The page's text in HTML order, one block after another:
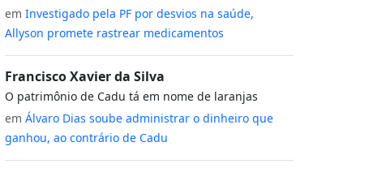
em Investigado pela PF por desvios na saúde,
Allyson promete rastrear medicamentos
Francisco Xavier da Silva
O patrimônio de Cadu tá em nome de laranjas
em Álvaro Dias soube administrar o dinheiro que
ganhou, ao contrário de Cadu